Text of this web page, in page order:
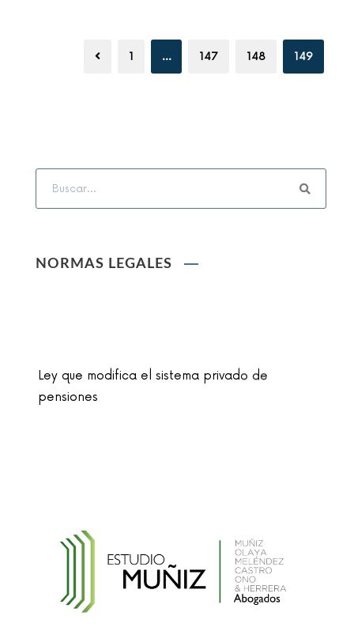
1 … 147 148 149
NORMAS LEGALES
Ley que modifica el sistema privado de
pensiones
Reglamento de la Ley N° 30024, que crea el
Registro Nacional de Historias Clínicas